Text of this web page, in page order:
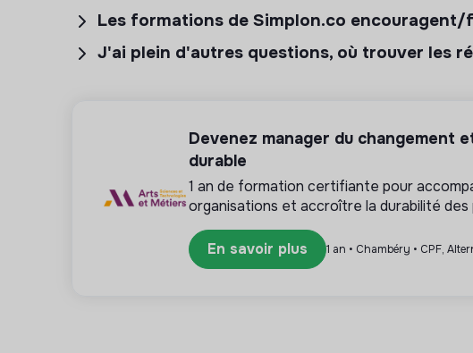
Les formations de Simplon.co
J'ai plein d'autres questions, où trouver les
Devenez manager du changement
durable
1 an de formation certifiante pour
organisations et accroître la durabilité des
En savoir plus 1 an • Chambéry • CPF,